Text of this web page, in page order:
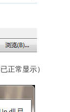
正常显示）